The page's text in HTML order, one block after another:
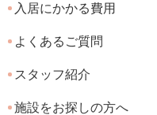
入居にかかる費用
よくあるご質問
スタッフ紹介
施設をお探しの方へ